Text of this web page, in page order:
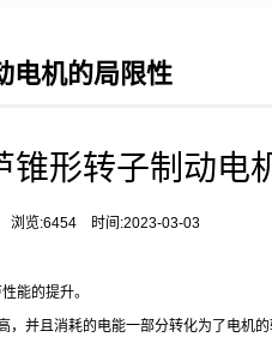
电机的局限性
锥形转子制动电
浏览:6454 时间:2023-03-03
能的提升。
，并且消耗的电能一部分转化为了电机